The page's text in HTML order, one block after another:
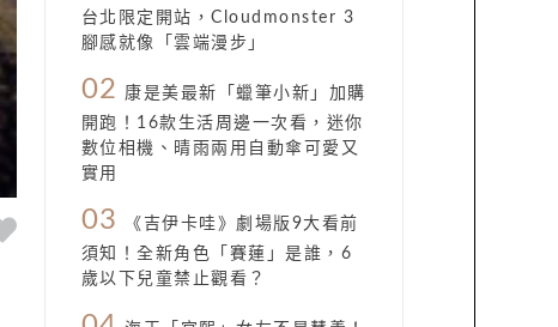
台北限定開站，Cloudmonster 3
腳感就像「雲端漫步」
02
康是美最新「蠟筆小新」加購
開跑！16款生活周邊一次看，迷你
數位相機、晴雨兩用自動傘可愛又
實用
03
《吉伊卡哇》劇場版9大看前
須知！全新角色「賽蓮」是誰，6
歲以下兒童禁止觀看？